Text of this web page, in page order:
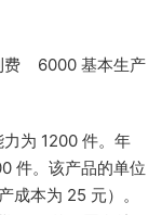
费 6000 基本生产
为 1200 件。年
件。该产品的单位
成本为 25 元）。